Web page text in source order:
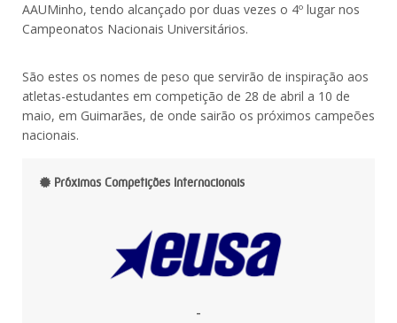
AAUMinho, tendo alcançado por duas vezes o 4º lugar nos
Campeonatos Nacionais Universitários.
São estes os nomes de peso que servirão de inspiração aos
atletas-estudantes em competição de 28 de abril a 10 de
maio, em Guimarães, de onde sairão os próximos campeões
nacionais.
Próximas Competições Internacionais
-